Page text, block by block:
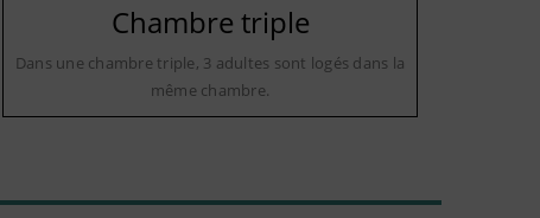
Chambre triple
Dans une chambre triple, 3 adultes sont logés dans la
même chambre.